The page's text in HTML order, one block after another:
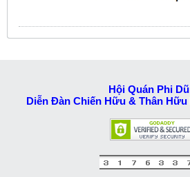
Hội Quán Phi
Diễn Đàn Chiến Hữu & Thân Hữu